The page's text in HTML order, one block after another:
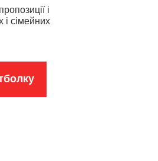
і
і сімейних